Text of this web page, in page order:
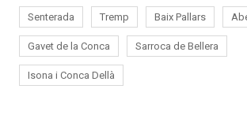
Senterada Tremp Baix Pallars
Gavet de la Conca Sarroca de Bellera
Isona i Conca Dellà